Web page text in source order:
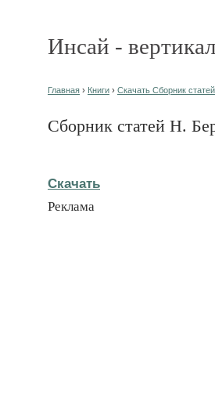
Инсай -
Главная › Книги › Скачать Сборник
Сборник статей Н.
Скачать
Реклама